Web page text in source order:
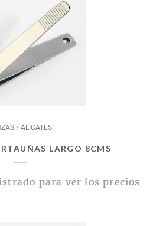
/ ALICATES
LARGO 8CMS
para ver los precios